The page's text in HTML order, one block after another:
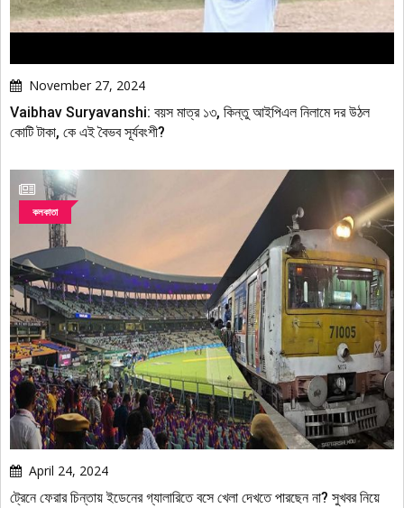
November 27, 2024
Vaibhav Suryavanshi: বয়স মাত্র ১৩, কিন্তু আইপিএল নিলামে দর উঠল
কোটি টাকা, কে এই বৈভব সূর্যবংশী?
কলকাতা
April 24, 2024
ট্রেনে ফেরার চিন্তায় ইডেনের গ্যালারিতে বসে খেলা দেখতে পারছেন না? সুখবর নিয়ে